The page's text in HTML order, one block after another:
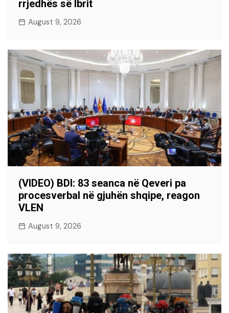
rrjedhës së Ibrit
August 9, 2026
(VIDEO) BDI: 83 seanca në Qeveri pa
procesverbal në gjuhën shqipe, reagon
VLEN
August 9, 2026